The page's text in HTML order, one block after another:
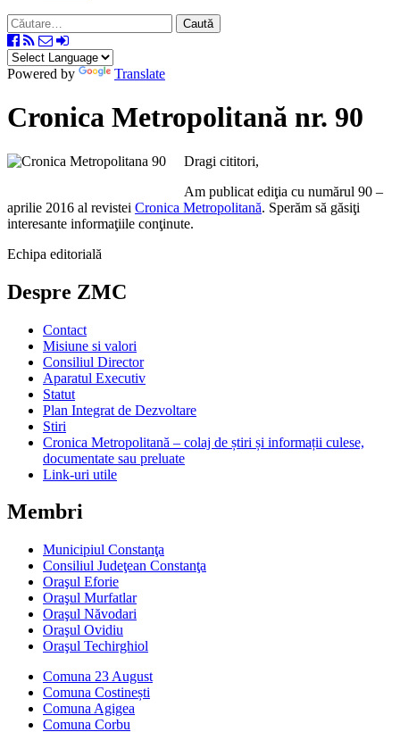
Caută
după:
Powered by Translate
Cronica Metropolitană nr. 90
Dragi cititori,
Am publicat ediţia cu numărul 90 –
aprilie 2016 al revistei Cronica Metropolitană. Sperăm să găsiţi
interesante informaţiile conţinute.
Echipa editorială
Despre ZMC
Contact
Misiune si valori
Consiliul Director
Aparatul Executiv
Statut
Plan Integrat de Dezvoltare
Stiri
Cronica Metropolitană – colaj de știri și informații culese,
documentate sau preluate
Link-uri utile
Membri
Municipiul Constanţa
Consiliul Judeţean Constanţa
Oraşul Eforie
Oraşul Murfatlar
Oraşul Năvodari
Oraşul Ovidiu
Oraşul Techirghiol
Comuna 23 August
Comuna Costinești
Comuna Agigea
Comuna Corbu